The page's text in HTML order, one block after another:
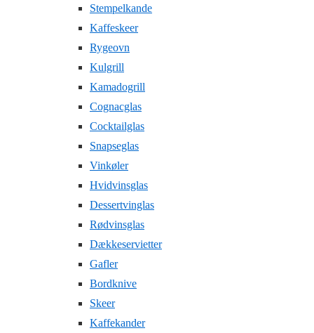
Stempelkande
Kaffeskeer
Rygeovn
Kulgrill
Kamadogrill
Cognacglas
Cocktailglas
Snapseglas
Vinkøler
Hvidvinsglas
Dessertvinglas
Rødvinsglas
Dækkeservietter
Gafler
Bordknive
Skeer
Kaffekander